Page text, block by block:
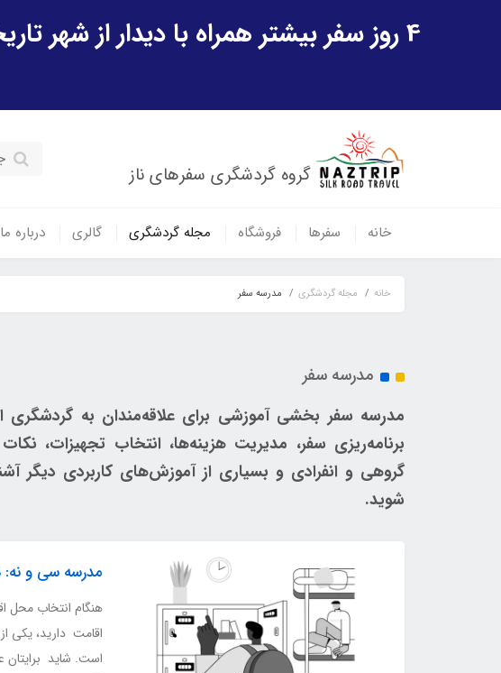
4 روز سفر بیشتر همراه با دیدار از شهر تاریخی خیوه و یک پرواز داخلی ازبکستان هدیه ویژه سفر شهریورماه
گروه گردشگری سفرهای ناز
خانه سفرها فروشگاه مجله گردشگری گالری درباره ما
خانه مجله گردشگری مدرسه سفر
مدرسه سفر
مدرسه سفر بخشی آموزشی برای علاقه‌مندان به
برنامه‌ریزی سفر، مدیریت هزینه‌ها، انتخاب تجهیزات،
گروهی و انفرادی و بسیاری از آموزش‌های کاربردی دیگر
شوید.
مدرسه سی و نه:
هنگام انتخاب محل
اقامت دارید، یکی
است. شاید برایتان